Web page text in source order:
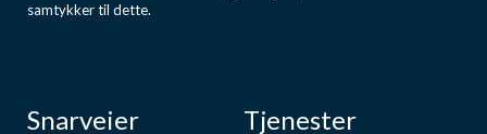
samtykker til dette.
Snarveier Tjenester